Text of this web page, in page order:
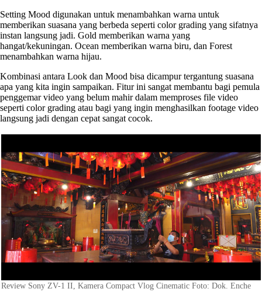
Setting Mood digunakan untuk menambahkan warna untuk
memberikan suasana yang berbeda seperti color grading yang sifatnya
instan langsung jadi. Gold memberikan warna yang
hangat/kekuningan. Ocean memberikan warna biru, dan Forest
menambahkan warna hijau.
Kombinasi antara Look dan Mood bisa dicampur tergantung suasana
apa yang kita ingin sampaikan. Fitur ini sangat membantu bagi pemula
penggemar video yang belum mahir dalam memproses file video
seperti color grading atau bagi yang ingin menghasilkan footage video
langsung jadi dengan cepat sangat cocok.
Review Sony ZV-1 II, Kamera Compact Vlog Cinematic Foto: Dok. Enche